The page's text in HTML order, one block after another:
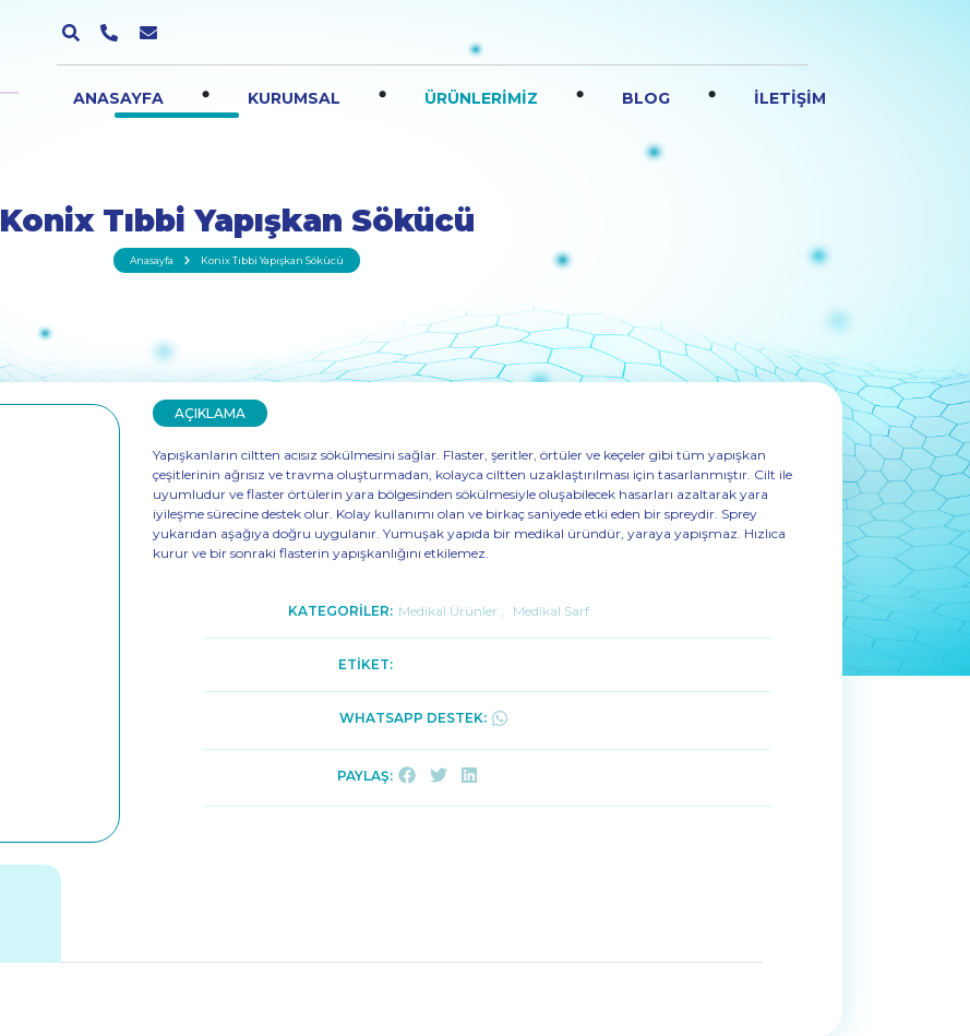
ANASAYFA . KURUMSAL . ÜRÜNLERİMİZ . BLOG . İLETİŞİM
Konix Tıbbi Yapışkan Sökücü
Anasayfa Konix Tıbbi Yapışkan Sökücü
AÇIKLAMA
Yapışkanların ciltten acısız sökülmesini sağlar. Flaster, şeritler, örtüler ve keçeler gibi tüm yapışkan
çeşitlerinin ağrısız ve travma oluşturmadan, kolayca ciltten uzaklaştırılması için tasarlanmıştır. Cilt ile
uyumludur ve flaster örtülerin yara bölgesinden sökülmesiyle oluşabilecek hasarları azaltarak yara
iyileşme sürecine destek olur. Kolay kullanımı olan ve birkaç saniyede etki eden bir spreydir. Sprey
yukarıdan aşağıya doğru uygulanır. Yumuşak yapıda bir medikal üründür, yaraya yapışmaz. Hızlıca
kurur ve bir sonraki flasterin yapışkanlığını etkilemez.
KATEGORİLER: Medikal Ürünler , Medikal Sarf
ETİKET:
WHATSAPP DESTEK:
PAYLAŞ: